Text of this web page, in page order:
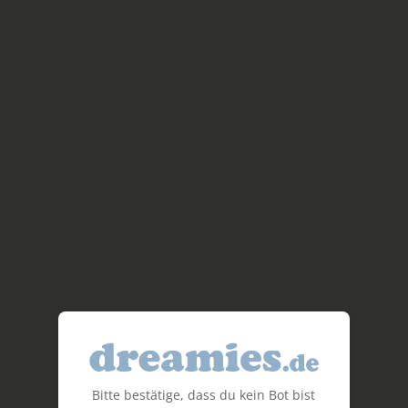
Bitte bestätige, dass du kein Bot bist